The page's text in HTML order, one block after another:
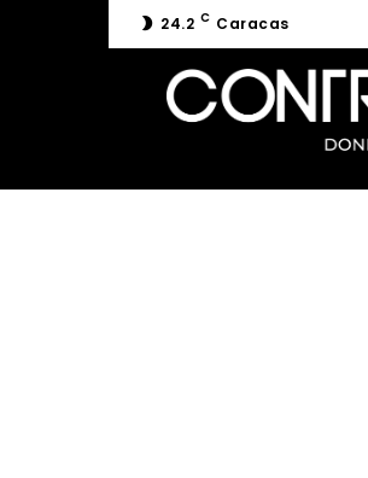
24.2 C Caracas